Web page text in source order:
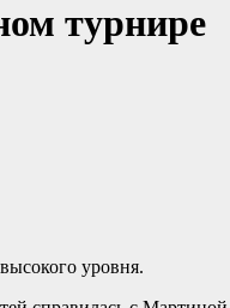
турнире
уровня.